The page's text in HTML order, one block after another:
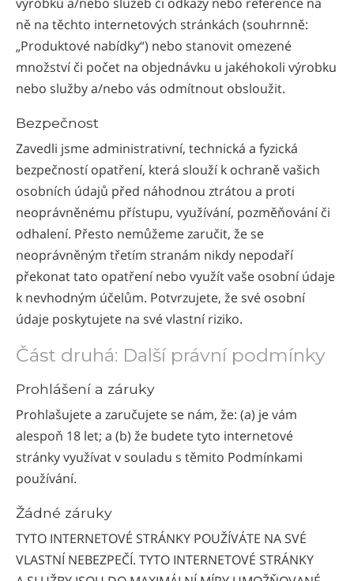
ně na těchto internetových stránkách (souhrnně:
„Produktové nabídky“) nebo stanovit omezené
množství či počet na objednávku u jakéhokoli výrobku
nebo služby a/nebo vás odmítnout obsloužit.
Bezpečnost
Zavedli jsme administrativní, technická a fyzická
bezpečností opatření, která slouží k ochraně vašich
osobních údajů před náhodnou ztrátou a proti
neoprávněnému přístupu, využívání, pozměňování či
odhalení. Přesto nemůžeme zaručit, že se
neoprávněným třetím stranám nikdy nepodaří
překonat tato opatření nebo využít vaše osobní údaje
k nevhodným účelům. Potvrzujete, že své osobní
údaje poskytujete na své vlastní riziko.
Část druhá: Další právní podmínky
Prohlášení a záruky
Prohlašujete a zaručujete se nám, že: (a) je vám
alespoň 18 let; a (b) že budete tyto internetové
stránky využívat v souladu s těmito Podmínkami
používání.
Žádné záruky
TYTO INTERNETOVÉ STRÁNKY POUŽÍVÁTE NA SVÉ
VLASTNÍ NEBEZPEČÍ. TYTO INTERNETOVÉ STRÁNKY